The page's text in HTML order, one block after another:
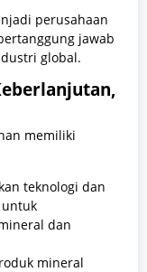
perusahaan
jawab
global.
memiliki
teknologi dan
untuk
dan
mineral